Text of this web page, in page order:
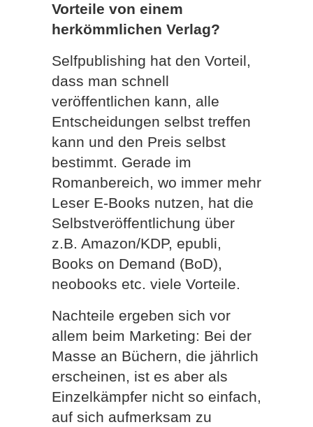
Vorteile von einem
herkömmlichen Verlag?
Selfpublishing hat den Vorteil,
dass man schnell
veröffentlichen kann, alle
Entscheidungen selbst treffen
kann und den Preis selbst
bestimmt. Gerade im
Romanbereich, wo immer mehr
Leser E-Books nutzen, hat die
Selbstveröffentlichung über
z.B. Amazon/KDP, epubli,
Books on Demand (BoD),
neobooks etc. viele Vorteile.
Nachteile ergeben sich vor
allem beim Marketing: Bei der
Masse an Büchern, die jährlich
erscheinen, ist es aber als
Einzelkämpfer nicht so einfach,
auf sich aufmerksam zu